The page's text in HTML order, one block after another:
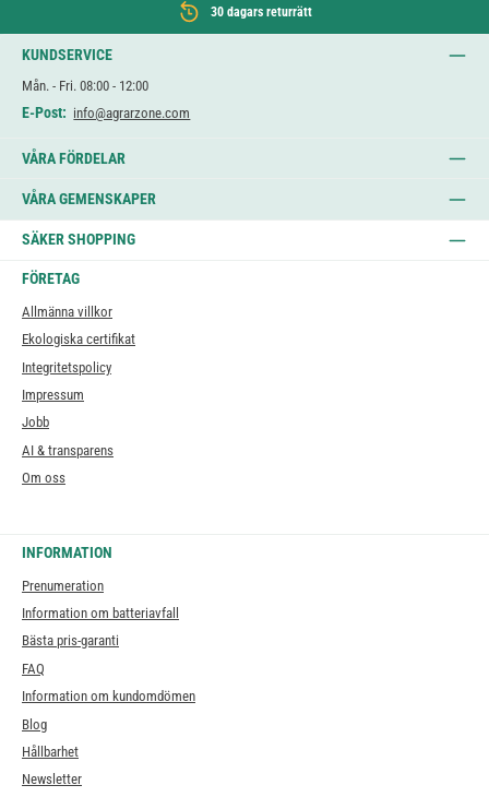
30 dagars returrätt
KUNDSERVICE
Mån. - Fri. 08:00 - 12:00
E-Post: info@agrarzone.com
VÅRA FÖRDELAR
VÅRA GEMENSKAPER
SÄKER SHOPPING
FÖRETAG
Allmänna villkor
Ekologiska certifikat
Integritetspolicy
Impressum
Jobb
AI & transparens
Om oss
INFORMATION
Prenumeration
Information om batteriavfall
Bästa pris-garanti
FAQ
Information om kundomdömen
Blog
Hållbarhet
Newsletter